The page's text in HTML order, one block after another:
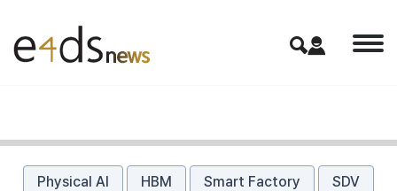
Physical AI HBM Smart Factory SDV